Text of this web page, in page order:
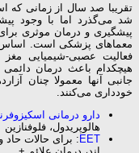
تقریبا صد سال از زمانی که
شد می‌گذرد اما با وجود
پیشگیری و درمان موثری
معماهای پزشکی است. اساس
فعالیت عصبی-شیمیایی مغز
هیچکدام باعث درمان
جانبی آنها معمولا چنان
خودداری می‌کنند.
دارو درمانی
هالوپریدول، فلوفنازین
EET